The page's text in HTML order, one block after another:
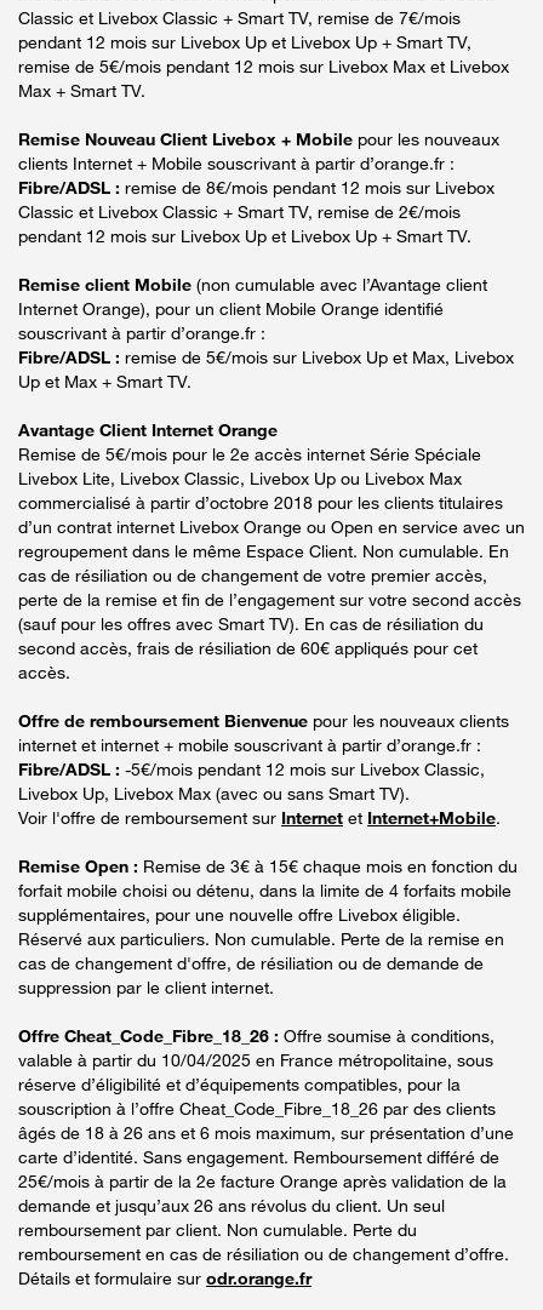
Classic et Livebox Classic + Smart TV, remise de 7€/mois
pendant 12 mois sur Livebox Up et Livebox Up + Smart TV,
remise de 5€/mois pendant 12 mois sur Livebox Max et Livebox
Max + Smart TV.
Remise Nouveau Client Livebox + Mobile pour les nouveaux
clients Internet + Mobile souscrivant à partir d’orange.fr :
Fibre/ADSL : remise de 8€/mois pendant 12 mois sur Livebox
Classic et Livebox Classic + Smart TV, remise de 2€/mois
pendant 12 mois sur Livebox Up et Livebox Up + Smart TV.
Remise client Mobile (non cumulable avec l’Avantage client
Internet Orange), pour un client Mobile Orange identifié
souscrivant à partir d’orange.fr :
Fibre/ADSL : remise de 5€/mois sur Livebox Up et Max, Livebox
Up et Max + Smart TV.
Avantage Client Internet Orange
Remise de 5€/mois pour le 2e accès internet Série Spéciale
Livebox Lite, Livebox Classic, Livebox Up ou Livebox Max
commercialisé à partir d’octobre 2018 pour les clients titulaires
d’un contrat internet Livebox Orange ou Open en service avec un
regroupement dans le même Espace Client. Non cumulable. En
cas de résiliation ou de changement de votre premier accès,
perte de la remise et fin de l’engagement sur votre second accès
(sauf pour les offres avec Smart TV). En cas de résiliation du
second accès, frais de résiliation de 60€ appliqués pour cet
accès.
Offre de remboursement Bienvenue pour les nouveaux clients
internet et internet + mobile souscrivant à partir d’orange.fr :
Fibre/ADSL : -5€/mois pendant 12 mois sur Livebox Classic,
Livebox Up, Livebox Max (avec ou sans Smart TV).
Voir l'offre de remboursement sur Internet et Internet+Mobile.
Remise Open : Remise de 3€ à 15€ chaque mois en fonction du
forfait mobile choisi ou détenu, dans la limite de 4 forfaits mobile
supplémentaires, pour une nouvelle offre Livebox éligible.
Réservé aux particuliers. Non cumulable. Perte de la remise en
cas de changement d'offre, de résiliation ou de demande de
suppression par le client internet.
Offre Cheat_Code_Fibre_18_26 : Offre soumise à conditions,
valable à partir du 10/04/2025 en France métropolitaine, sous
réserve d’éligibilité et d’équipements compatibles, pour la
souscription à l’offre Cheat_Code_Fibre_18_26 par des clients
âgés de 18 à 26 ans et 6 mois maximum, sur présentation d’une
carte d’identité. Sans engagement. Remboursement différé de
25€/mois à partir de la 2e facture Orange après validation de la
demande et jusqu’aux 26 ans révolus du client. Un seul
remboursement par client. Non cumulable. Perte du
remboursement en cas de résiliation ou de changement d’offre.
Détails et formulaire sur odr.orange.fr